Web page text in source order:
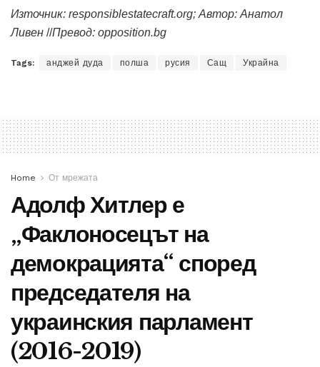
Източник: responsiblestatecraft.org; Автор: Анатол
Ливен //Превод: opposition.bg
Tags: анджей дуда полша русия Сащ Украйна
Home От мрежата
Адолф Хитлер е
„Факлоносецът на
демокрацията“ според
председателя на
украинския парламент
(2016-2019)